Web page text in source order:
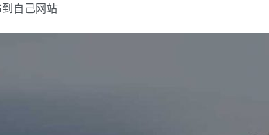
自己网站